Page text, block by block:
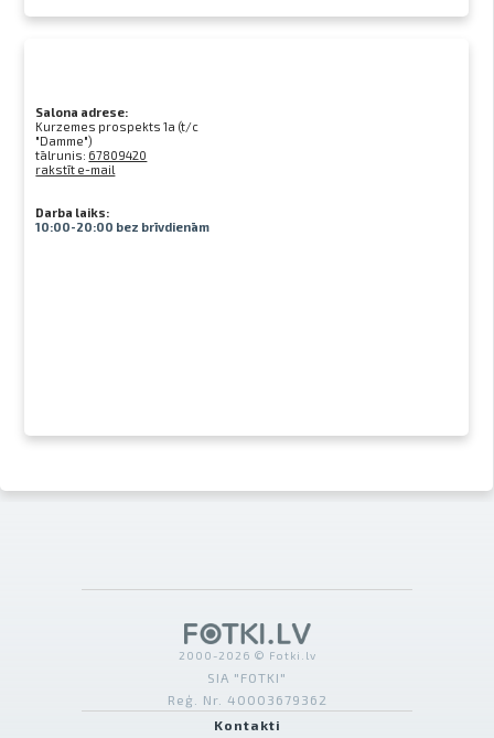
Salona adrese:
Kurzemes prospekts 1a (t/c
"Damme")
tālrunis: 67809420
rakstīt e-mail
Darba laiks:
10:00-20:00 bez brīvdienām
2000-2026 © Fotki.lv
SIA "FOTKI"
Reģ. Nr. 40003679362
Kontakti